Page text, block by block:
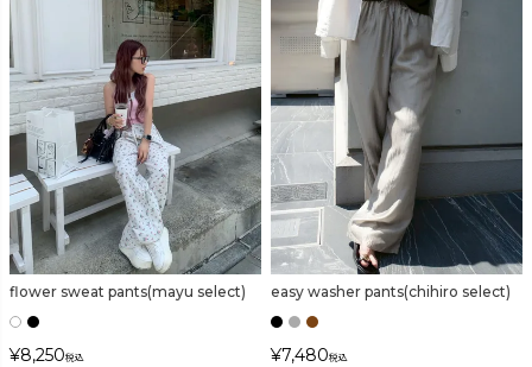
flower sweat pants(mayu select)
¥8,250税込
easy washer pants(chihiro select)
¥7,480税込